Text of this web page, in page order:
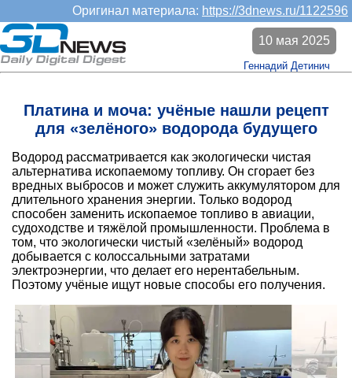
Оригинал материала: https://3dnews.ru/1122596
Платина и моча: учёные нашли рецепт
для «зелёного» водорода будущего
10 мая 2025
Геннадий Детинич
Водород рассматривается как экологически чистая
альтернатива ископаемому топливу. Он сгорает без
вредных выбросов и может служить аккумулятором для
длительного хранения энергии. Только водород
способен заменить ископаемое топливо в авиации,
судоходстве и тяжёлой промышленности. Проблема в
том, что экологически чистый «зелёный» водород
добывается с колоссальными затратами
электроэнергии, что делает его нерентабельным.
Поэтому учёные ищут новые способы его получения.